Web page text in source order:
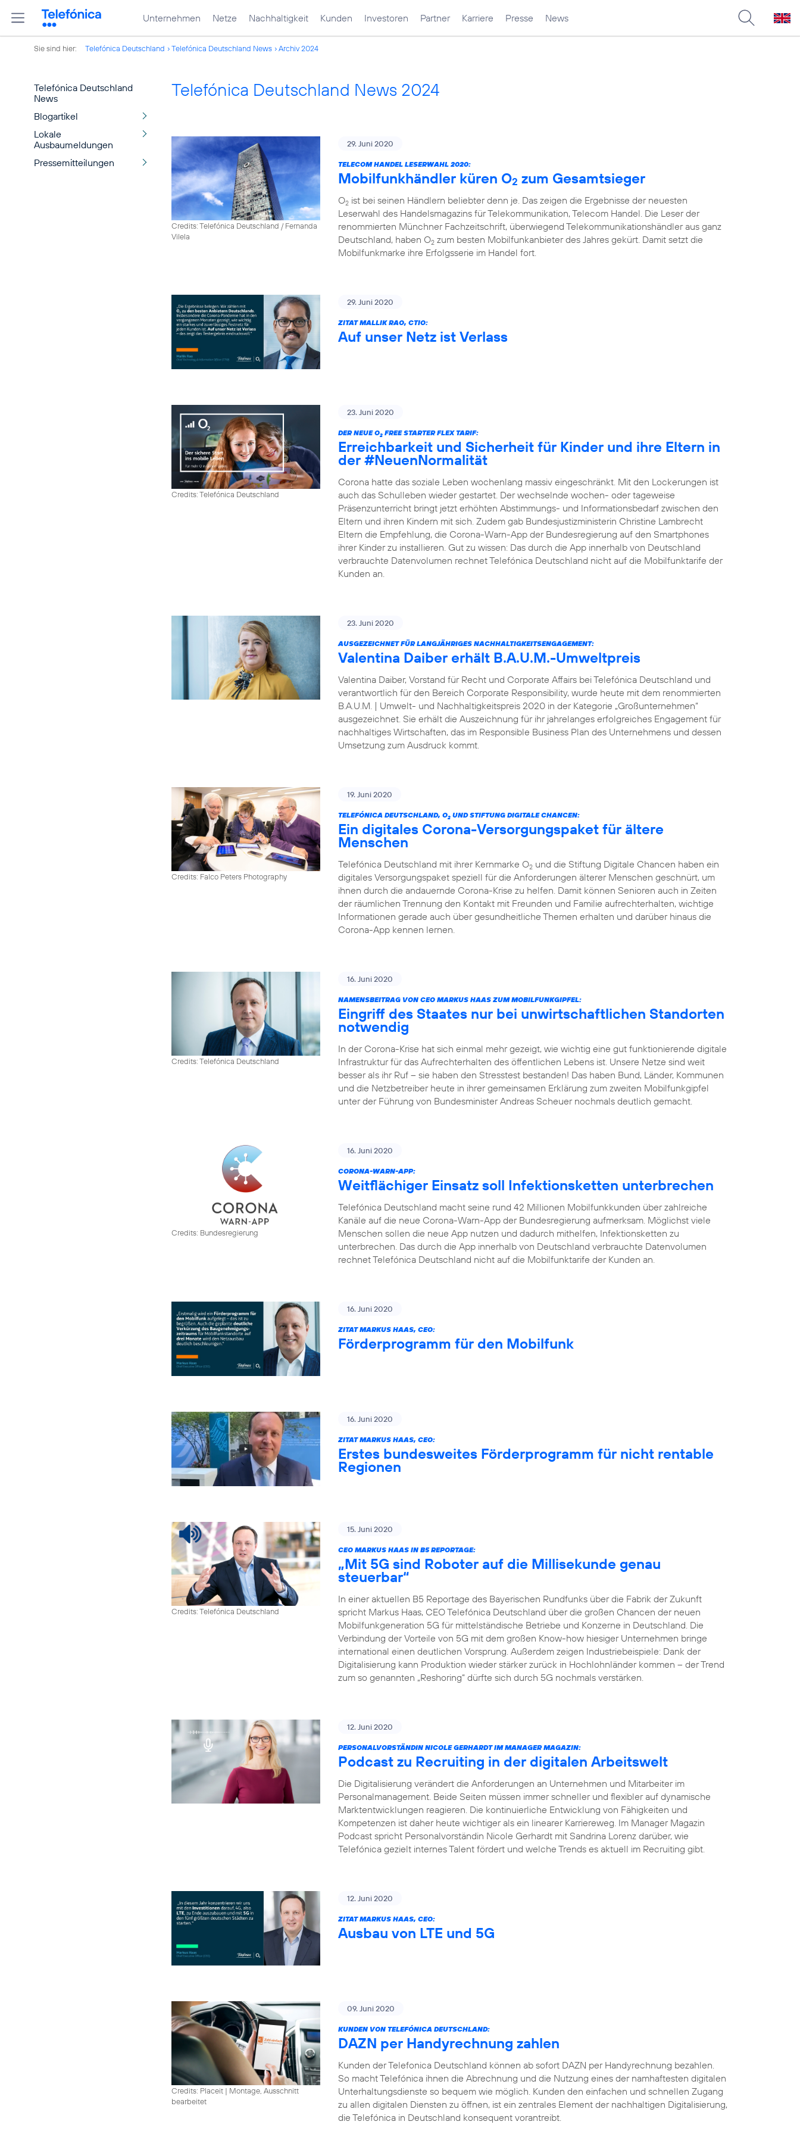
Unternehmen Netze Nachhaltigkeit Kunden Investoren Partner Karriere Presse News
Sie sind hier: Telefónica Deutschland Telefónica Deutschland News Archiv 2024
Telefónica Deutschland
News
Blogartikel
Lokale
Ausbaumeldungen
Pressemitteilungen
Telefónica Deutschland News 2024
Credits: Telefónica Deutschland / Fernanda
Vilela
29. Juni 2020
TELECOM HANDEL LESERWAHL 2020:
Mobilfunkhändler küren O2 zum Gesamtsieger
O2 ist bei seinen Händlern beliebter denn je. Das zeigen die Ergebnisse der neuesten
Leserwahl des Handelsmagazins für Telekommunikation, Telecom Handel. Die Leser der
renommierten Münchner Fachzeitschrift, überwiegend Telekommunikationshändler aus ganz
Deutschland, haben O2 zum besten Mobilfunkanbieter des Jahres gekürt. Damit setzt die
Mobilfunkmarke ihre Erfolgsserie im Handel fort.
29. Juni 2020
ZITAT MALLIK RAO, CTIO:
Auf unser Netz ist Verlass
Credits: Telefónica Deutschland
23. Juni 2020
DER NEUE O2 FREE STARTER FLEX TARIF:
Erreichbarkeit und Sicherheit für Kinder und ihre Eltern in
der #NeuenNormalität
Corona hatte das soziale Leben wochenlang massiv eingeschränkt. Mit den Lockerungen ist
auch das Schulleben wieder gestartet. Der wechselnde wochen- oder tageweise
Präsenzunterricht bringt jetzt erhöhten Abstimmungs- und Informationsbedarf zwischen den
Eltern und ihren Kindern mit sich. Zudem gab Bundesjustizministerin Christine Lambrecht
Eltern die Empfehlung, die Corona-Warn-App der Bundesregierung auf den Smartphones
ihrer Kinder zu installieren. Gut zu wissen: Das durch die App innerhalb von Deutschland
verbrauchte Datenvolumen rechnet Telefónica Deutschland nicht auf die Mobilfunktarife der
Kunden an.
23. Juni 2020
AUSGEZEICHNET FÜR LANGJÄHRIGES NACHHALTIGKEITSENGAGEMENT:
Valentina Daiber erhält B.A.U.M.-Umweltpreis
Valentina Daiber, Vorstand für Recht und Corporate Affairs bei Telefónica Deutschland und
verantwortlich für den Bereich Corporate Responsibility, wurde heute mit dem renommierten
B.A.U.M. | Umwelt- und Nachhaltigkeitspreis 2020 in der Kategorie „Großunternehmen“
ausgezeichnet. Sie erhält die Auszeichnung für ihr jahrelanges erfolgreiches Engagement für
nachhaltiges Wirtschaften, das im Responsible Business Plan des Unternehmens und dessen
Umsetzung zum Ausdruck kommt.
Credits: Falco Peters Photography
19. Juni 2020
TELEFÓNICA DEUTSCHLAND, O2 UND STIFTUNG DIGITALE CHANCEN:
Ein digitales Corona-Versorgungspaket für ältere
Menschen
Telefónica Deutschland mit ihrer Kernmarke O2 und die Stiftung Digitale Chancen haben ein
digitales Versorgungspaket speziell für die Anforderungen älterer Menschen geschnürt, um
ihnen durch die andauernde Corona-Krise zu helfen. Damit können Senioren auch in Zeiten
der räumlichen Trennung den Kontakt mit Freunden und Familie aufrechterhalten, wichtige
Informationen gerade auch über gesundheitliche Themen erhalten und darüber hinaus die
Corona-App kennen lernen.
Credits: Telefónica Deutschland
16. Juni 2020
NAMENSBEITRAG VON CEO MARKUS HAAS ZUM MOBILFUNKGIPFEL:
Eingriff des Staates nur bei unwirtschaftlichen Standorten
notwendig
In der Corona-Krise hat sich einmal mehr gezeigt, wie wichtig eine gut funktionierende digitale
Infrastruktur für das Aufrechterhalten des öffentlichen Lebens ist. Unsere Netze sind weit
besser als ihr Ruf – sie haben den Stresstest bestanden! Das haben Bund, Länder, Kommunen
und die Netzbetreiber heute in ihrer gemeinsamen Erklärung zum zweiten Mobilfunkgipfel
unter der Führung von Bundesminister Andreas Scheuer nochmals deutlich gemacht.
Credits: Bundesregierung
16. Juni 2020
CORONA-WARN-APP:
Weitflächiger Einsatz soll Infektionsketten unterbrechen
Telefónica Deutschland macht seine rund 42 Millionen Mobilfunkkunden über zahlreiche
Kanäle auf die neue Corona-Warn-App der Bundesregierung aufmerksam. Möglichst viele
Menschen sollen die neue App nutzen und dadurch mithelfen, Infektionsketten zu
unterbrechen. Das durch die App innerhalb von Deutschland verbrauchte Datenvolumen
rechnet Telefónica Deutschland nicht auf die Mobilfunktarife der Kunden an.
16. Juni 2020
ZITAT MARKUS HAAS, CEO:
Förderprogramm für den Mobilfunk
16. Juni 2020
ZITAT MARKUS HAAS, CEO:
Erstes bundesweites Förderprogramm für nicht rentable
Regionen
Credits: Telefónica Deutschland
15. Juni 2020
CEO MARKUS HAAS IN B5 REPORTAGE:
„Mit 5G sind Roboter auf die Millisekunde genau
steuerbar“
In einer aktuellen B5 Reportage des Bayerischen Rundfunks über die Fabrik der Zukunft
spricht Markus Haas, CEO Telefónica Deutschland über die großen Chancen der neuen
Mobilfunkgeneration 5G für mittelständische Betriebe und Konzerne in Deutschland. Die
Verbindung der Vorteile von 5G mit dem großen Know-how hiesiger Unternehmen bringe
international einen deutlichen Vorsprung. Außerdem zeigen Industriebeispiele: Dank der
Digitalisierung kann Produktion wieder stärker zurück in Hochlohnländer kommen – der Trend
zum so genannten „Reshoring“ dürfte sich durch 5G nochmals verstärken.
12. Juni 2020
PERSONALVORSTÄNDIN NICOLE GERHARDT IM MANAGER MAGAZIN:
Podcast zu Recruiting in der digitalen Arbeitswelt
Die Digitalisierung verändert die Anforderungen an Unternehmen und Mitarbeiter im
Personalmanagement. Beide Seiten müssen immer schneller und flexibler auf dynamische
Marktentwicklungen reagieren. Die kontinuierliche Entwicklung von Fähigkeiten und
Kompetenzen ist daher heute wichtiger als ein linearer Karriereweg. Im Manager Magazin
Podcast spricht Personalvorständin Nicole Gerhardt mit Sandrina Lorenz darüber, wie
Telefónica gezielt internes Talent fördert und welche Trends es aktuell im Recruiting gibt.
12. Juni 2020
ZITAT MARKUS HAAS, CEO:
Ausbau von LTE und 5G
Credits: Placeit | Montage, Ausschnitt
bearbeitet
09. Juni 2020
KUNDEN VON TELEFÓNICA DEUTSCHLAND:
DAZN per Handyrechnung zahlen
Kunden der Telefonica Deutschland können ab sofort DAZN per Handyrechnung bezahlen.
So macht Telefónica ihnen die Abrechnung und die Nutzung eines der namhaftesten digitalen
Unterhaltungsdienste so bequem wie möglich. Kunden den einfachen und schnellen Zugang
zu allen digitalen Diensten zu öffnen, ist ein zentrales Element der nachhaltigen Digitalisierung,
die Telefónica in Deutschland konsequent vorantreibt.